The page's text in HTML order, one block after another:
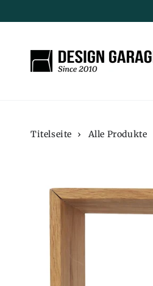
Titelseite › Alle Produkte